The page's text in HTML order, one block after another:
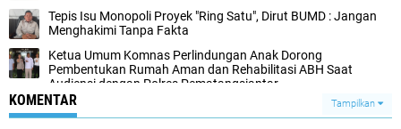
Tepis Isu Monopoli Proyek "Ring Satu", Dirut BUMD : Jangan
Menghakimi Tanpa Fakta
Ketua Umum Komnas Perlindungan Anak Dorong
Pembentukan Rumah Aman dan Rehabilitasi ABH Saat
Audiensi dengan Polres Pematangsiantar
KOMENTAR Tampilkan